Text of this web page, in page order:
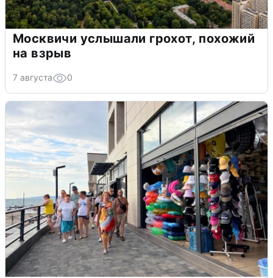
Москвичи услышали грохот, похожий
на взрыв
7 августа 0